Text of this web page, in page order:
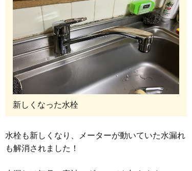
新しくなった水栓
水栓も新しくなり、メーターが動いていた水漏れ
も解消されました！